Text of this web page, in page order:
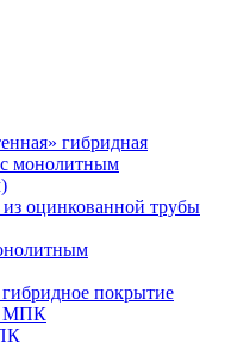
гибридная
монолитным
оцинкованной трубы
покрытие
МПК